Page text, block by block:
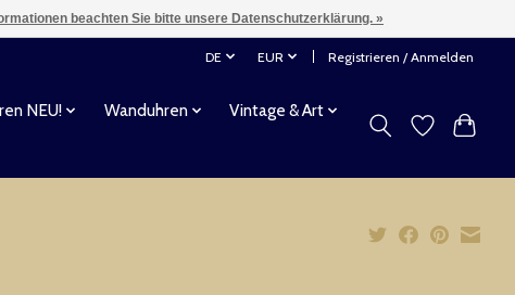
DE EUR Registrieren / Anmelden
NEU! Wanduhren
Vintage & Art
beachten Sie bitte unsere Datenschutzerklärung. »